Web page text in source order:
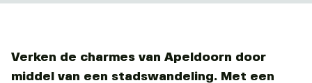
Verken de charmes van Apeldoorn door
middel van een stadswandeling. Met een